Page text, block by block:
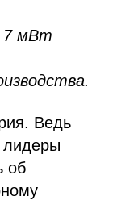
7 мВт
Ведь
лидеры
об